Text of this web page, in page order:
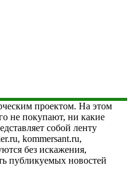
проектом. На этом
не покупают, ни какие
собой ленту
kommersant.ru,
без искажения,
публикуемых новостей